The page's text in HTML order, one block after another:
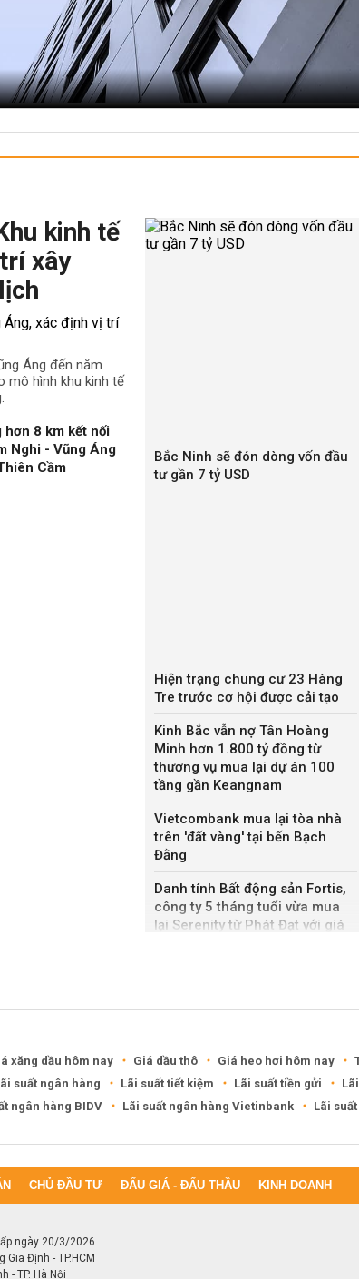
kinh tế
xây
Áng đến năm
mô hình khu kinh tế
hơn 8 km kết nối
Nghi - Vũng Áng
Cầm
Bắc Ninh sẽ đón dòng vốn đầu
tư gần 7 tỷ USD
Hiện trạng chung cư 23 Hàng
Tre trước cơ hội được cải tạo
Kinh Bắc vẫn nợ Tân Hoàng
Minh hơn 1.800 tỷ đồng từ
thương vụ mua lại dự án 100
tầng gần Keangnam
Vietcombank mua lại tòa nhà
trên 'đất vàng' tại bến Bạch
Đằng
Danh tính Bất động sản Fortis,
công ty 5 tháng tuổi vừa mua
lại Serenity từ Phát Đạt với giá
đôi 99 tầng
xăng dầu hôm nay Giá dầu thô Giá heo hơi hôm nay
suất ngân hàng Lãi suất tiết kiệm Lãi suất tiền gửi
ngân hàng BIDV Lãi suất ngân hàng Vietinbank Lãi
CHỦ ĐẦU TƯ ĐẤU GIÁ - ĐẤU THẦU KINH DOANH
ngày 20/3/2026
Gia Định - TP.HCM
- TP. Hà Nội